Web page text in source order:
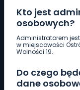
Kto jest
osobowych?
Administratorem
w miejscowości
Wolności 19.
Do czego
dane
Pobierz logotyp
661 997 997